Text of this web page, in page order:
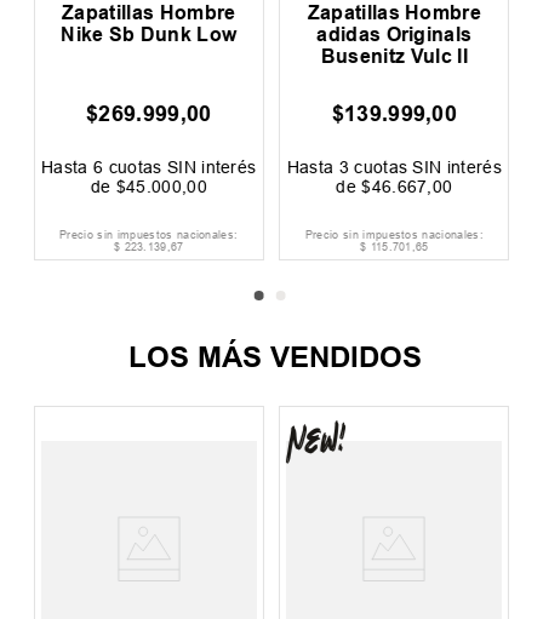
Zapatillas Hombre
Nike Sb Dunk Low
$269.999,00
Hasta 6 cuotas SIN interés
de $45.000,00
Precio sin impuestos nacionales:
$ 223. 139,67
Zapatillas Hombre
adidas Originals
Busenitz Vulc II
$139.999,00
Hasta 3cuotas SIN interés
de$46.667,00
Precio sin impuestos nacionales:
$ 115.701,65
LOS MÁS VENDIDOS